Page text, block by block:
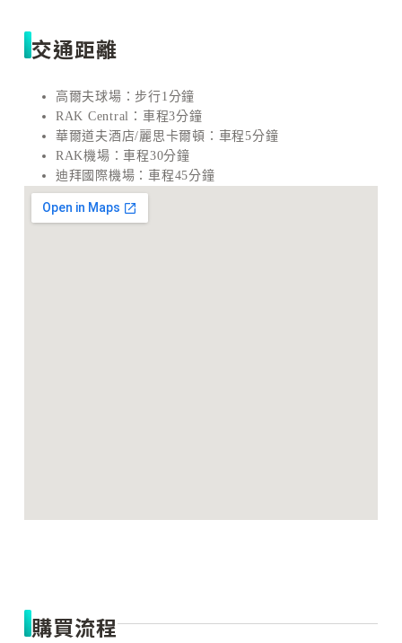
交通距離
高爾夫球場：步行1分鐘
RAK Central：車程3分鐘
華爾道夫酒店/麗思卡爾頓：車程5分鐘
RAK機場：車程30分鐘
迪拜國際機場：車程45分鐘
購買流程